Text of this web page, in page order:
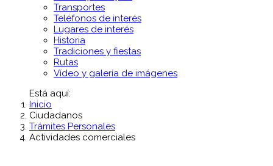
Transportes
Teléfonos de interés
Lugares de interés
Historia
Tradiciones y fiestas
Rutas
Vídeo y galería de imágenes
Está aquí:
Inicio
Ciudadanos
Trámites Personales
Actividades comerciales